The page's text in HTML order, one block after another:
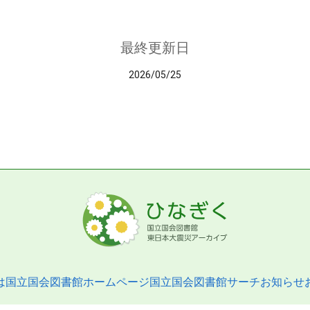
最終更新日
2026/05/25
国立国会図書館ホームページ国立国会図書館サーチお知らせ